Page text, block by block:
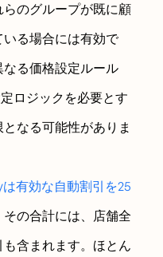
のグループが既に顧
る場合には有効で
る価格設定ルール
ロジックを必要とす
なる可能性がありま
有効な自動割引を25
その合計には、店舗全
含まれます。ほとん